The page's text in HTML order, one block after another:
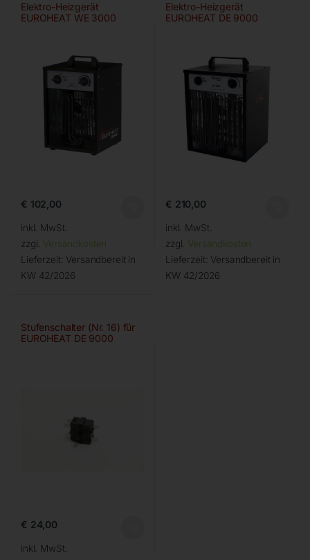
Elektro-Heizgerät
EUROHEAT WE 3000
€ 102,00
inkl. MwSt.
zzgl. Versandkosten
Lieferzeit: Versandbereit in
KW 42/2026
Elektro-Heizgerät
EUROHEAT DE 9000
€ 210,00
inkl. MwSt.
zzgl. Versandkosten
Lieferzeit: Versandbereit in
KW 42/2026
Stufenschalter (Nr. 16) für
EUROHEAT DE 9000
€ 24,00
inkl. MwSt.